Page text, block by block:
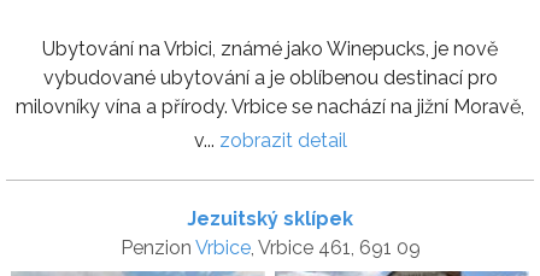
Ubytování na Vrbici, známé jako Winepucks, je nově
vybudované ubytování a je oblíbenou destinací pro
milovníky vína a přírody. Vrbice se nachází na jižní Moravě,
v... zobrazit detail
Jezuitský sklípek
Penzion Vrbice, Vrbice 461, 691 09